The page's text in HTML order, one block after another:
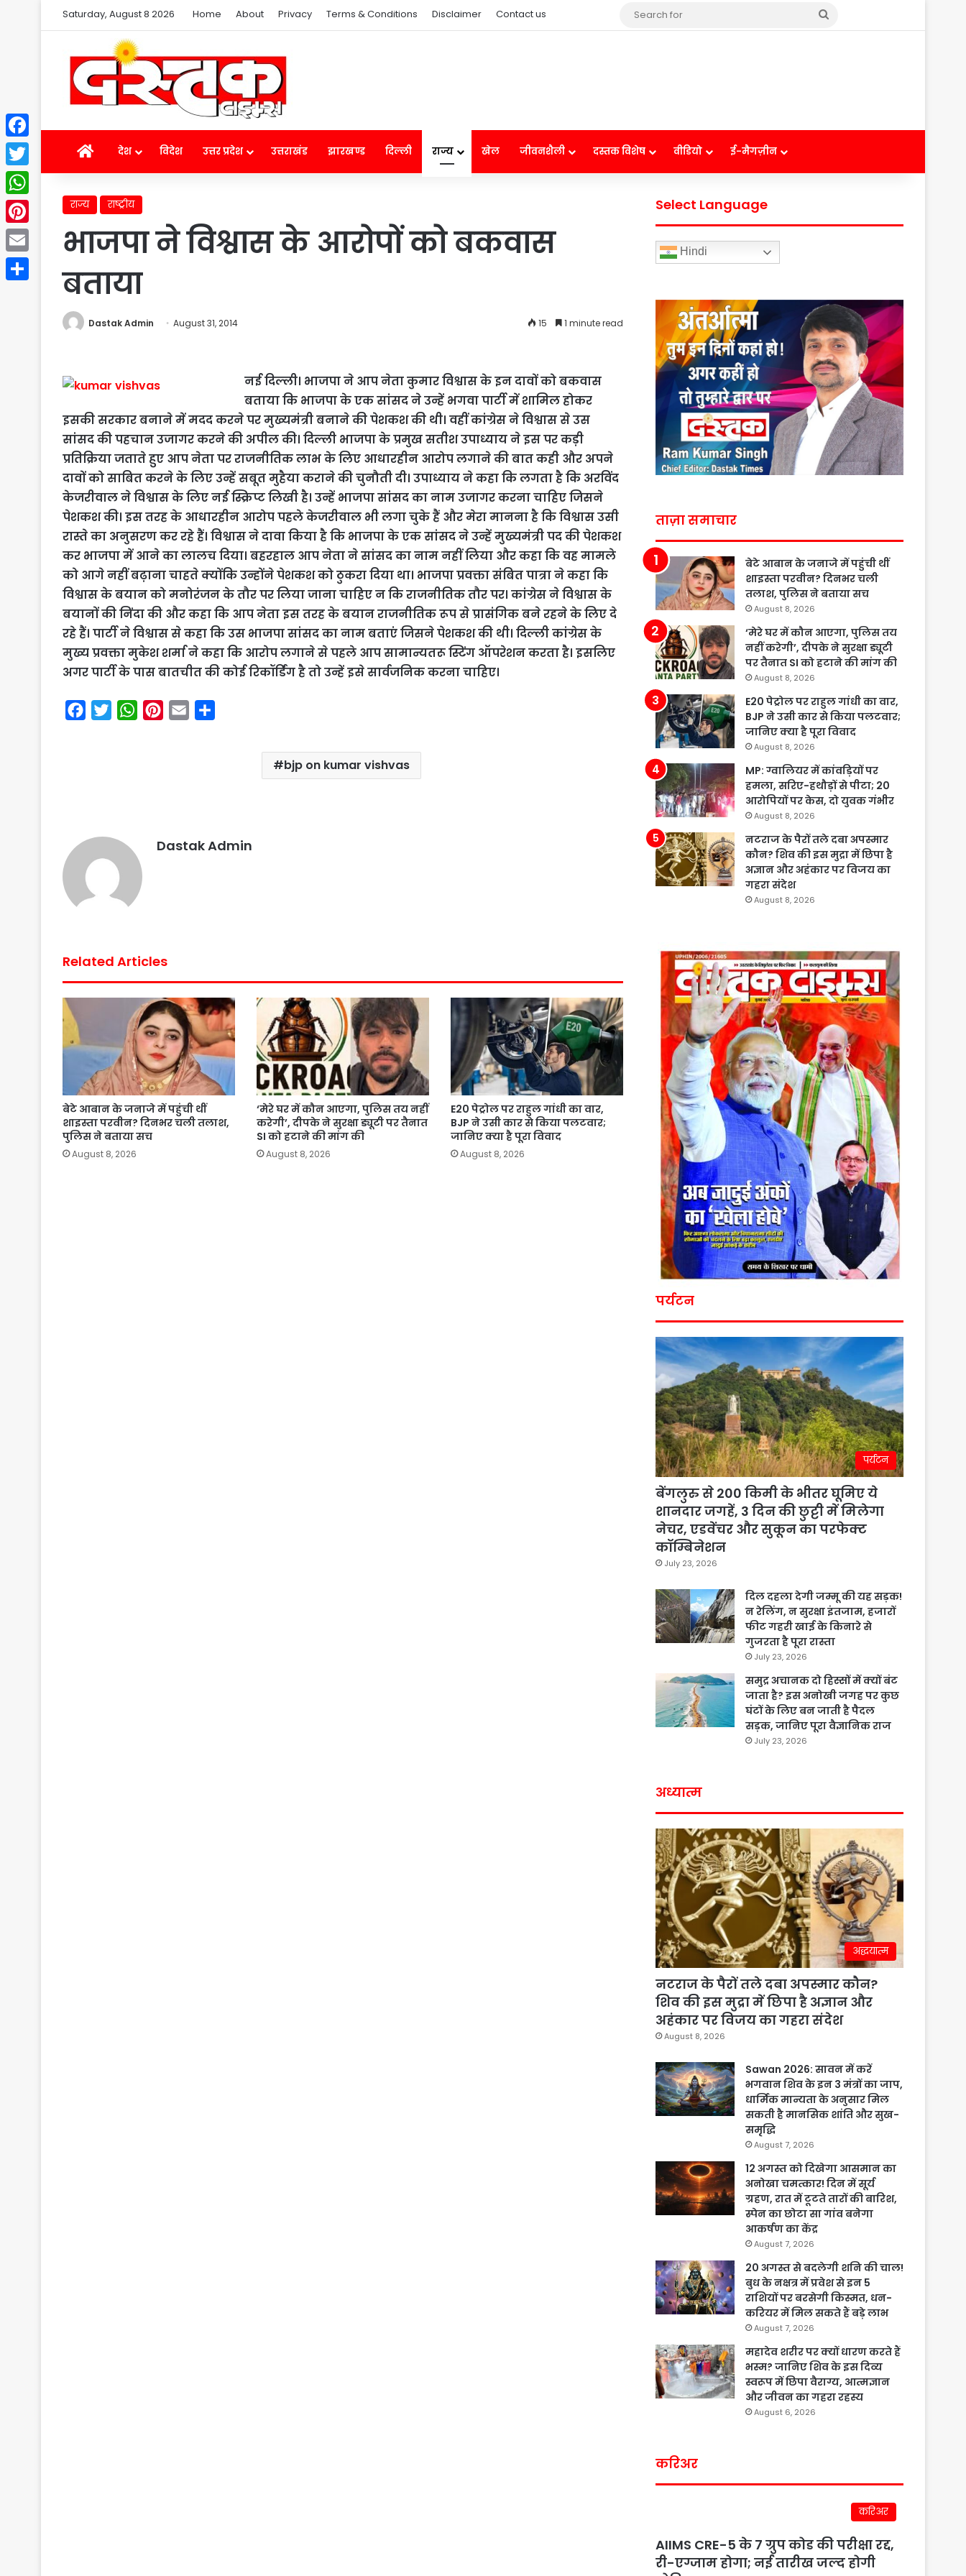
Saturday, August 8 2026 Home About Privacy Terms & Conditions Disclaimer Contact us
Search
Homeदेश विदेश उत्तर प्रदेश उत्तराखंड झारखण्ड दिल्ली राज्य खेल जीवनशैली दस्तक विशेष वीडियो ई-मैगज़ीन
राज्य राष्ट्रीय
भाजपा ने विश्वास के आरोपों को बकवास
बताया
Dastak Admin August 31, 2014 15 1 minute read
नई दिल्ली। भाजपा ने आप नेता कुमार विश्वास के इन दावों को बकवास
बताया कि भाजपा के एक सांसद ने उन्हें भगवा पार्टी में शामिल होकर
इसकी सरकार बनाने में मदद करने पर मुख्यमंत्री बनाने की पेशकश की थी। वहीं कांग्रेस ने विश्वास से उस
सांसद की पहचान उजागर करने की अपील की। दिल्ली भाजपा के प्रमुख सतीश उपाध्याय ने इस पर कड़ी
प्रतिक्रिया जताते हुए आप नेता पर राजनीतिक लाभ के लिए आधारहीन आरोप लगाने की बात कही और अपने
दावों को साबित करने के लिए उन्हें सबूत मुहैया कराने की चुनौती दी। उपाध्याय ने कहा कि लगता है कि अरविंद
केजरीवाल ने विश्वास के लिए नई स्क्रिप्ट लिखी है। उन्हें भाजपा सांसद का नाम उजागर करना चाहिए जिसने
पेशकश की। इस तरह के आधारहीन आरोप पहले केजरीवाल भी लगा चुके हैं और मेरा मानना है कि विश्वास उसी
रास्ते का अनुसरण कर रहे हैं। विश्वास ने दावा किया है कि भाजपा के एक सांसद ने उन्हें मुख्यमंत्री पद की पेशकश
कर भाजपा में आने का लालच दिया। बहरहाल आप नेता ने सांसद का नाम नहीं लिया और कहा कि वह मामले
को आगे नहीं बढ़ाना चाहते क्योंकि उन्होंने पेशकश को ठुकरा दिया था। भाजपा प्रवक्ता संबित पात्रा ने कहा कि
विश्वास के बयान को मनोरंजन के तौर पर लिया जाना चाहिए न कि राजनीतिक तौर पर। कांग्रेस ने विश्वास के
बयानों की निंदा की और कहा कि आप नेता इस तरह के बयान राजनीतिक रूप से प्रासंगिक बने रहने के लिए दे
रहे हैं। पार्टी ने विश्वास से कहा कि उस भाजपा सांसद का नाम बताएं जिसने पेशकश की थी। दिल्ली कांग्रेस के
मुख्य प्रवक्ता मुकेश शर्मा ने कहा कि आरोप लगाने से पहले आप सामान्यतरू स्टिंग ऑपरेशन करता है। इसलिए
अगर पार्टी के पास बातचीत की कोई रिकॉर्डिंग है तो उन्हें इसे सार्वजनिक करना चाहिए।
W
s
bjp on kumar vishvas
Dastak Admin
Related Articles
बेटे आबान के जनाजे में पहुंची थीं
शाइस्ता परवीन? दिनभर चली तलाश,
पुलिस ने बताया सच
August 8, 2026
‘मेरे घर में कौन आएगा, पुलिस तय नहीं
करेगी’, दीपके ने सुरक्षा ड्यूटी पर तैनात
SI को हटाने की मांग की
August 8, 2026
E20 पेट्रोल पर राहुल गांधी का वार,
BJP ने उसी कार से किया पलटवार;
जानिए क्या है पूरा विवाद
August 8, 2026
Select Language
Hindi
ताज़ा समाचार
बेटे आबान के जनाजे में पहुंची थीं
शाइस्ता परवीन? दिनभर चली
तलाश, पुलिस ने बताया सच
August 8, 2026
‘मेरे घर में कौन आएगा, पुलिस तय
नहीं करेगी’, दीपके ने सुरक्षा ड्यूटी
पर तैनात SI को हटाने की मांग की
August 8, 2026
E20 पेट्रोल पर राहुल गांधी का वार,
BJP ने उसी कार से किया पलटवार;
जानिए क्या है पूरा विवाद
August 8, 2026
MP: ग्वालियर में कांवड़ियों पर
हमला, सरिए-हथौड़ों से पीटा; 20
आरोपियों पर केस, दो युवक गंभीर
August 8, 2026
नटराज के पैरों तले दबा अपस्मार
कौन? शिव की इस मुद्रा में छिपा है
अज्ञान और अहंकार पर विजय का
गहरा संदेश
August 8, 2026
पर्यटन
पर्यटन
बेंगलुरु से 200 किमी के भीतर घूमिए ये
शानदार जगहें, 3 दिन की छुट्टी में मिलेगा
नेचर, एडवेंचर और सुकून का परफेक्ट
कॉम्बिनेशन
July 23, 2026
दिल दहला देगी जम्मू की यह सड़क!
न रेलिंग, न सुरक्षा इंतजाम, हजारों
फीट गहरी खाई के किनारे से
गुजरता है पूरा रास्ता
July 23, 2026
समुद्र अचानक दो हिस्सों में क्यों बंट
जाता है? इस अनोखी जगह पर कुछ
घंटों के लिए बन जाती है पैदल
सड़क, जानिए पूरा वैज्ञानिक राज
July 23, 2026
अध्यात्म
अद्धयात्म
नटराज के पैरों तले दबा अपस्मार कौन?
शिव की इस मुद्रा में छिपा है अज्ञान और
अहंकार पर विजय का गहरा संदेश
August 8, 2026
Sawan 2026: सावन में करें
भगवान शिव के इन 3 मंत्रों का जाप,
धार्मिक मान्यता के अनुसार मिल
सकती है मानसिक शांति और सुख-
समृद्धि
August 7, 2026
12 अगस्त को दिखेगा आसमान का
अनोखा चमत्कार! दिन में सूर्य
ग्रहण, रात में टूटते तारों की बारिश,
स्पेन का छोटा सा गांव बनेगा
आकर्षण का केंद्र
August 7, 2026
20 अगस्त से बदलेगी शनि की चाल!
बुध के नक्षत्र में प्रवेश से इन 5
राशियों पर बरसेगी किस्मत, धन-
करियर में मिल सकते हैं बड़े लाभ
August 7, 2026
महादेव शरीर पर क्यों धारण करते हैं
भस्म? जानिए शिव के इस दिव्य
स्वरूप में छिपा वैराग्य, आत्मज्ञान
और जीवन का गहरा रहस्य
August 6, 2026
करिअर
करिअर
AIIMS CRE-5 के 7 ग्रुप कोड की परीक्षा रद्द,
री-एग्जाम होगा; नई तारीख जल्द होगी
Facebook
Twitter
WhatsApp
Pinterest
Email